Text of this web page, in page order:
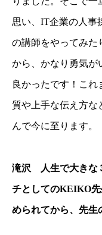
思い、IT企業の人事
の講師をやってみた
から、かなり勇気が
良かったです！こ
質や上手な伝え方な
んで今に至ります。
滝沢 人生で大きな
チとしてのKEIKO
められてから、先生